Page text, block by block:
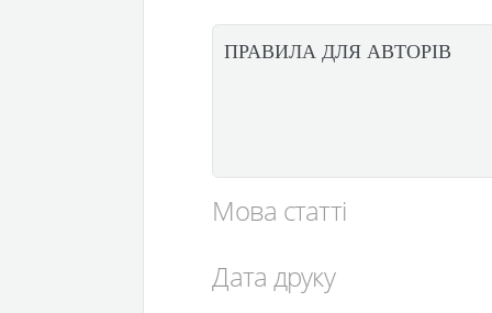
ПРАВИЛА ДЛЯ АВТОРІВ
Мова статті
Дата друку